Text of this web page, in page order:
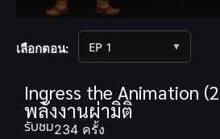
เลือกตอน: ▼
Ingress the Animation
พลังงานผ่ามิติ
รับชม234 ครั้ง